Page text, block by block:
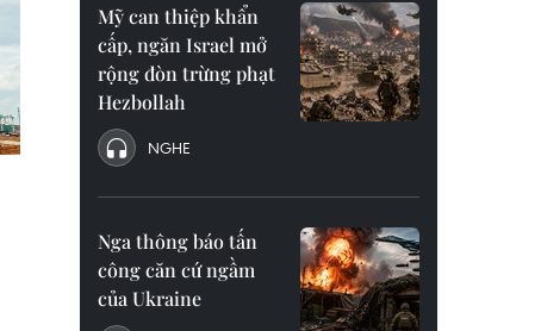
Mỹ can thiệp khẩn
cấp, ngăn Israel mở
rộng đòn trừng phạt
Hezbollah
NGHE
Nga thông báo tấn
công căn cứ ngầm
của Ukraine